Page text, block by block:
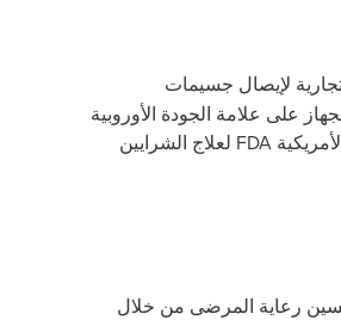
لإيصال جسيمات
على علامة الجودة الأوروبية
FDA لعلاج الشرايين
رعاية المرضى من خلال